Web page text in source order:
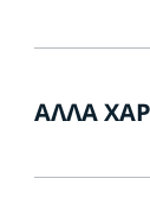
ΆΛΛΑ